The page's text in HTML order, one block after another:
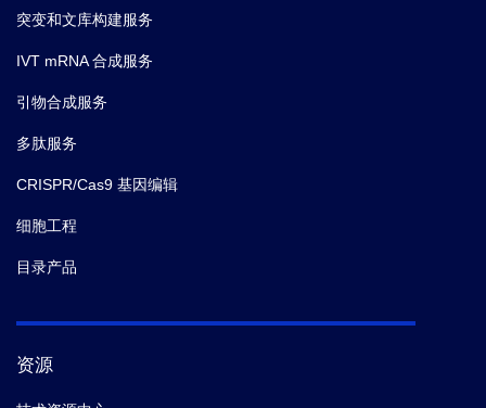
突变和文库构建服务
IVT mRNA 合成服务
引物合成服务
多肽服务
CRISPR/Cas9 基因编辑
细胞工程
目录产品
资源